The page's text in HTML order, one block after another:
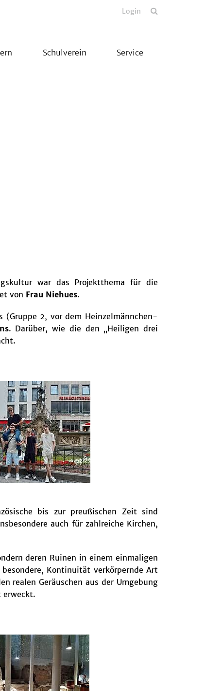
Login
Schulverein Service
war das Projektthema für die
von Frau Niehues.
(Gruppe 2, vor dem Heinzelmännchen-
. Darüber, wie die den „Heiligen drei
bis zur preußischen Zeit sind
auch für zahlreiche Kirchen,
deren Ruinen in einem einmaligen
Kontinuität verkörpernde Art
realen Geräuschen aus der Umgebung
erweckt.